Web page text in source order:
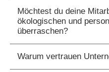
Möchtest du deine
ökologischen und
überraschen?
Warum vertrauen